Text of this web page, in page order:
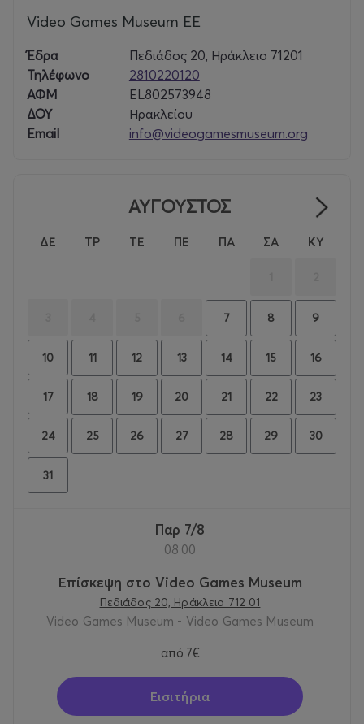
που συνδυάζει ψυχαγωγία, μάθηση και τεχνολογία!
Πληροφορίες:
Τοποθεσία: Πεδιάδος 20, Ηράκλειο, Κρήτη
Ημερομηνίες Λειτουργίας: Καθημερινά από 08:00 έως
22:00
Επισκεφτείτε το Video Games Museum και ζήστε τη
Video Games Museum EE
Έδρα
Πεδιάδος 20, Ηράκλειο 71201
Τηλέφωνο
2810220120
ΑΦΜ
EL802573948
ΔΟΥ
Ηρακλείου
Email
info@videogamesmuseum.org
ΑΥΓΟΥΣΤΟΣ
ΔΕ ΤΡ ΤΕ ΠΕ ΠΑ ΣΑ ΚΥ
7 8 9
10 11 12 13 14 15 16
17 18 19 20 21 22 23
24 25 26 27 28 29 30
31
Παρ 7/8
08:00
Επίσκεψη στο Video Games Museum
Πεδιάδος 20, Ηράκλειο 712 01
Video Games Museum - Video Games Museum
από 7€
Εισιτήρια